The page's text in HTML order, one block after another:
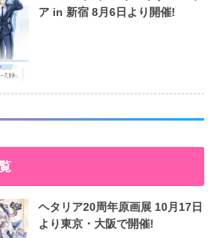
ア in 新宿 8月6日より開催!
ヘタリア20周年原画展 10月17日
より東京・大阪で開催!